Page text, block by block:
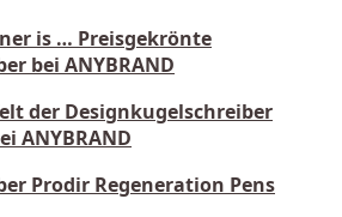
is … Preisgekrönte
bei ANYBRAND
der Designkugelschreiber
ANYBRAND
Prodir Regeneration Pens